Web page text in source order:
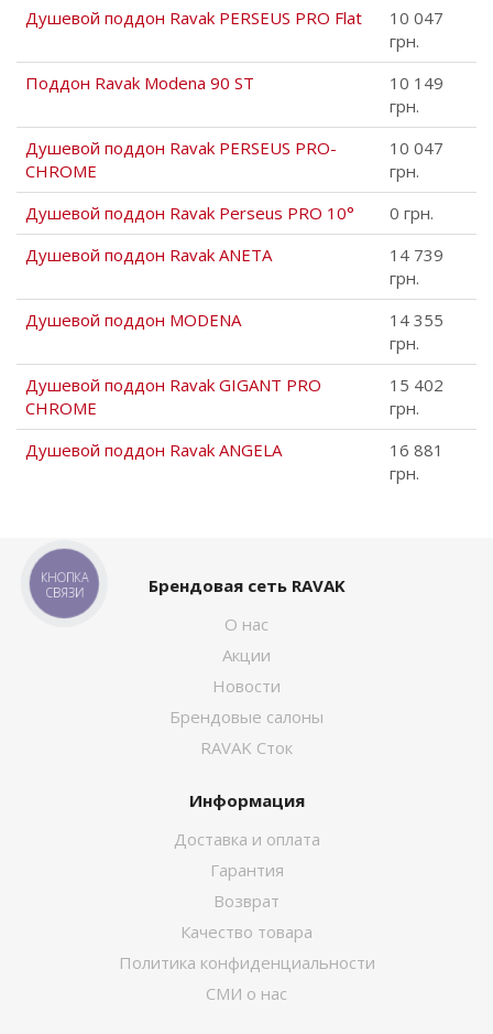
Душевой поддон Ravak PERSEUS PRO Flat
10 047
грн.
Поддон Ravak Modena 90 ST
10 149
грн.
Душевой поддон Ravak PERSEUS PRO-
CHROME
10 047
грн.
Душевой поддон Ravak Perseus PRO 10°
0 грн.
Душевой поддон Ravak ANETA
14 739
грн.
Душевой поддон MODENA
14 355
грн.
Душевой поддон Ravak GIGANT PRO
CHROME
15 402
грн.
Душевой поддон Ravak ANGELA
16 881
грн.
Брендовая сеть RAVAK
О нас
Акции
Новости
Брендовые салоны
RAVAK Сток
Информация
Доставка и оплата
Гарантия
Возврат
Качество товара
Политика конфиденциальности
СМИ о нас